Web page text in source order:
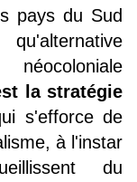
pays du Sud
la stratégie
s'efforce de
à l'instar
du